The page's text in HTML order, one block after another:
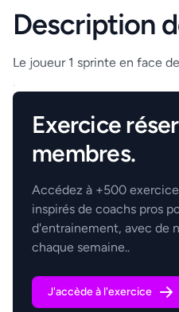
Description
Le joueur 1 sprinte en face
.
Exercice
membres.
Accédez à +500
inspirés de coachs pros
d'entrainement, avec de
chaque semaine..
J'accède à l'exercice